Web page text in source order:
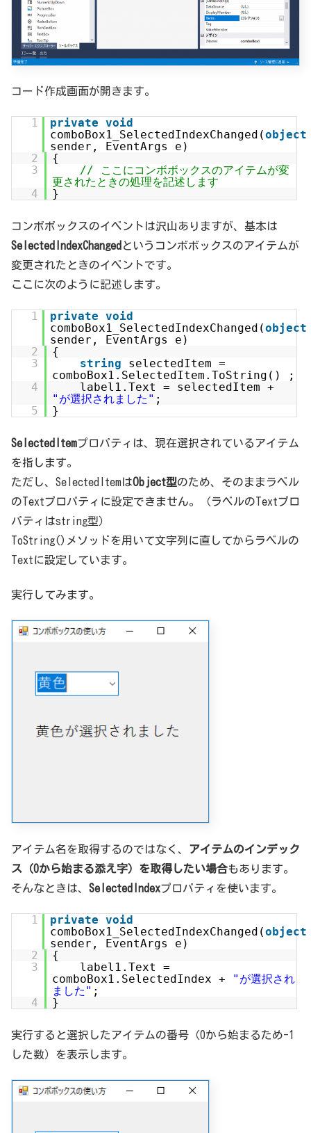
コード作成画面が開きます。
1 private void
comboBox1_SelectedIndexChanged(object
sender, EventArgs e)
2
{
3
// ここにコンボボックスのアイテムが変
更されたときの処理を記述します
4
}
コンボボックスのイベントは沢山ありますが、基本は
SelectedIndexChanged というコンボボックスのアイテムが
変更されたときのイベントです。
ここに次のように記述します。
1 private void
comboBox1_SelectedIndexChanged(object
sender, EventArgs e)
2
{
3
string
selectedItem =
comboBox1.SelectedItem.ToString() ;
4
label1.Text = selectedItem +
"が選択されました" ;
5
}
SelectedItemプロパティは、現在選択されているアイテム
を指します。
ただし、SelectedItemはObject型のため、そのままラベル
のTextプロパティに設定できません。（ラベルのTextプロ
パティはstring型）
ToString()メソッドを用いて文字列に直してからラベルの
Textに設定しています。
実行してみます。
アイテム名を取得するのではなく、 アイテムのインデック
ス（0から始まる添え字）を取得したい場合もあります。
そんなときは、 SelectedIndexプロパティを使います。
1 private void
comboBox1_SelectedIndexChanged(object
sender, EventArgs e)
2
{
3
label1.Text =
comboBox1.SelectedIndex +
"が選択され
ました" ;
4
}
実行すると選択したアイテムの番号（0から始まるため-1
した数）を表示します。